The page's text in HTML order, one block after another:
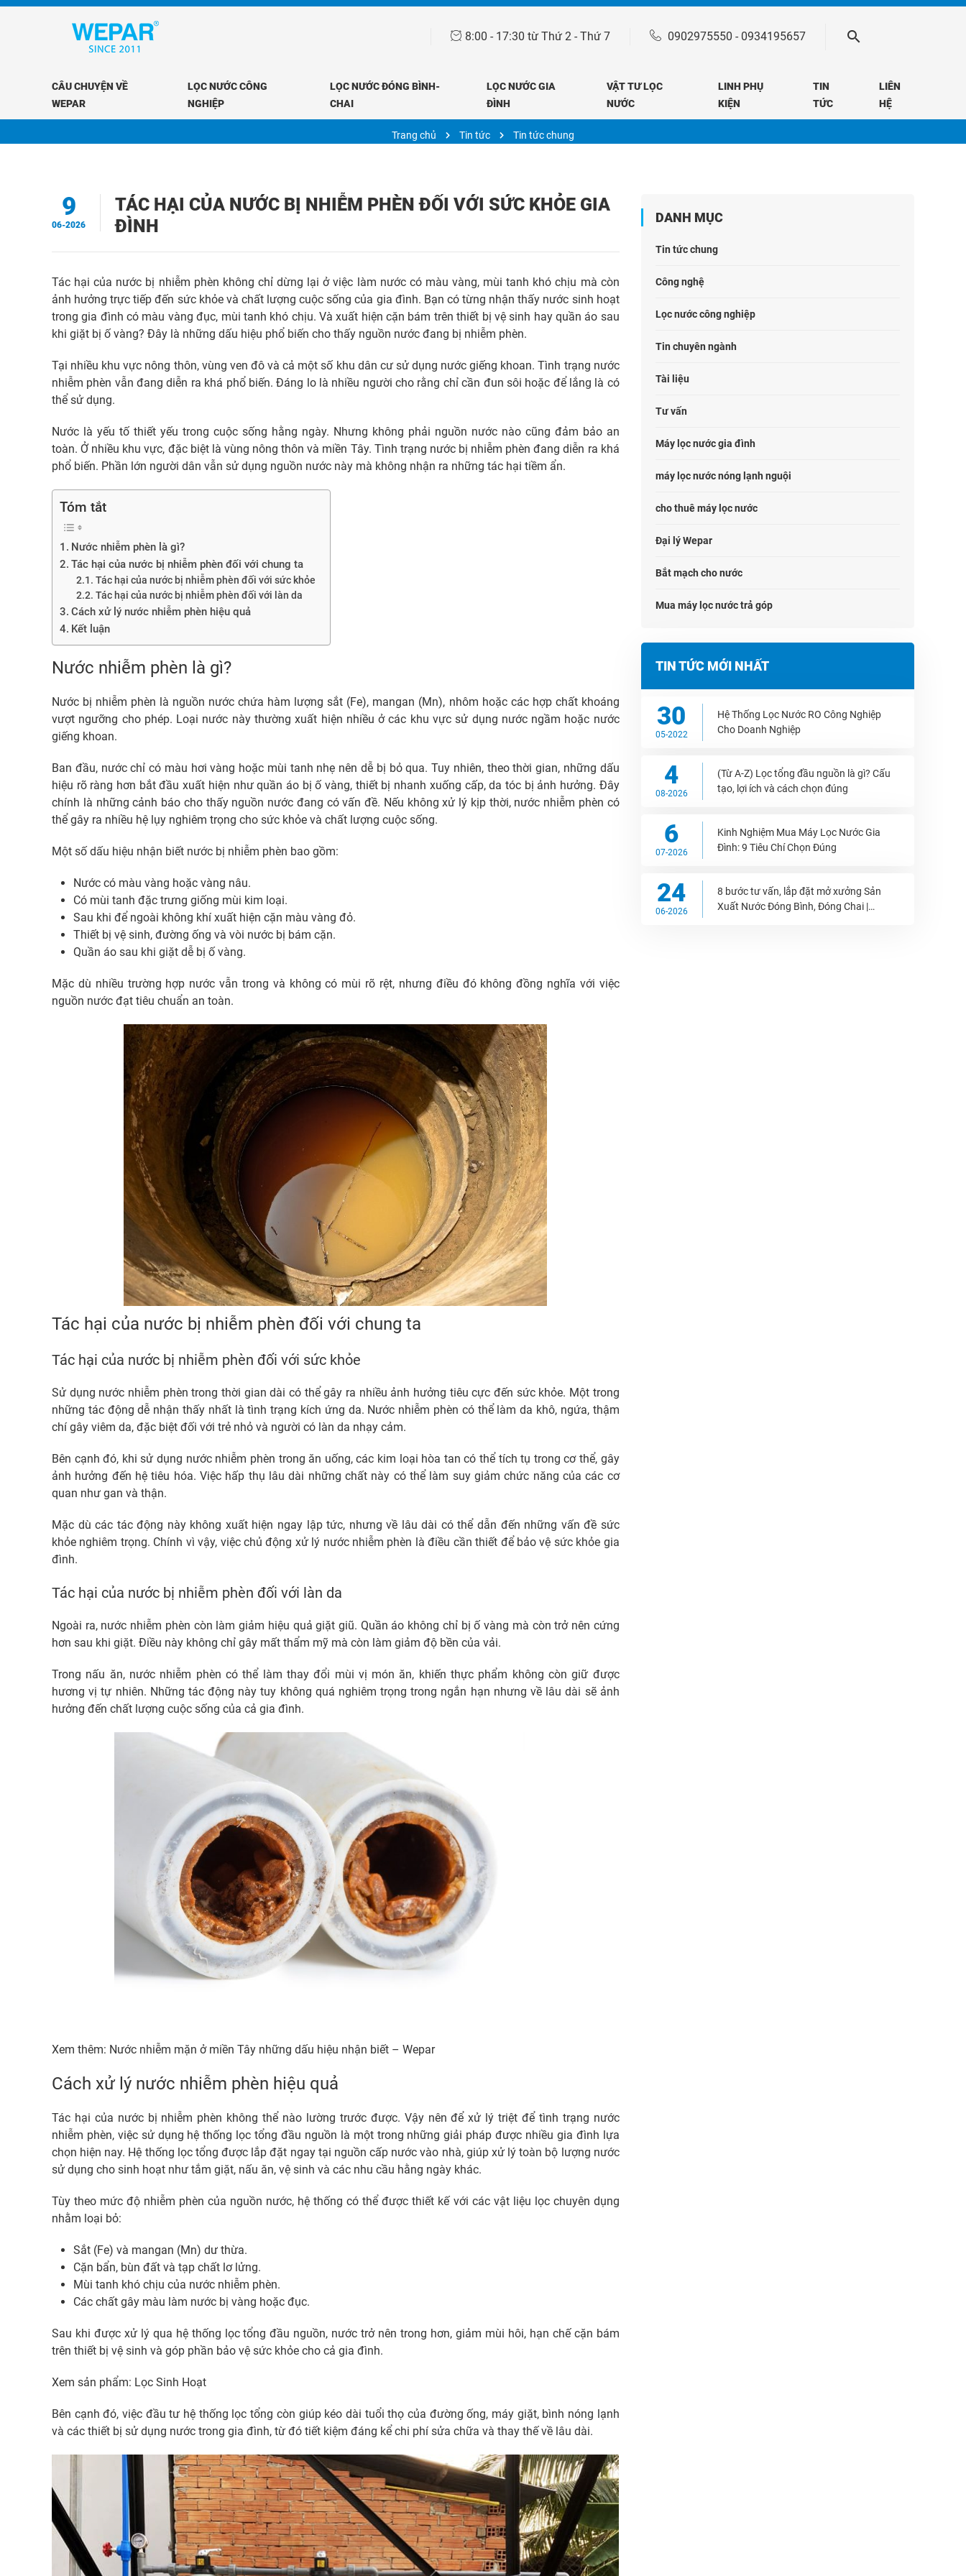
8:00 - 17:30 từ Thứ 2 - Thứ 7 0902975550 - 0934195657
CÂU CHUYỆN VỀ
WEPAR
LỌC NƯỚC CÔNG
NGHIỆP
LỌC NƯỚC ĐÓNG BÌNH-
CHAI
LỌC NƯỚC GIA
ĐÌNH
VẬT TƯ LỌC
NƯỚC
LINH PHỤ
KIỆN
TIN
TỨC
LIÊN
HỆ
TIN TỨC
Trang chủ Tin tức Tin tức chung
9
06-2026
TÁC HẠI CỦA NƯỚC BỊ NHIỄM PHÈN ĐỐI VỚI SỨC KHỎE GIA
ĐÌNH
Tác hại của nước bị nhiễm phèn không chỉ dừng lại ở việc làm nước có màu vàng, mùi tanh khó chịu mà còn
ảnh hưởng trực tiếp đến sức khỏe và chất lượng cuộc sống của gia đình. Bạn có từng nhận thấy nước sinh hoạt
trong gia đình có màu vàng đục, mùi tanh khó chịu. Và xuất hiện cặn bám trên thiết bị vệ sinh hay quần áo sau
khi giặt bị ố vàng? Đây là những dấu hiệu phổ biến cho thấy nguồn nước đang bị nhiễm phèn.
Tại nhiều khu vực nông thôn, vùng ven đô và cả một số khu dân cư sử dụng nước giếng khoan. Tình trạng nước
nhiễm phèn vẫn đang diễn ra khá phổ biến. Đáng lo là nhiều người cho rằng chỉ cần đun sôi hoặc để lắng là có
thể sử dụng.
Nước là yếu tố thiết yếu trong cuộc sống hằng ngày. Nhưng không phải nguồn nước nào cũng đảm bảo an
toàn. Ở nhiều khu vực, đặc biệt là vùng nông thôn và miền Tây. Tình trạng nước bị nhiễm phèn đang diễn ra khá
phổ biến. Phần lớn người dân vẫn sử dụng nguồn nước này mà không nhận ra những tác hại tiềm ẩn.
Tóm tắt
Nước nhiễm phèn là gì?
Tác hại của nước bị nhiễm phèn đối với chung ta
Tác hại của nước bị nhiễm phèn đối với sức khỏe
Tác hại của nước bị nhiễm phèn đối với làn da
Cách xử lý nước nhiễm phèn hiệu quả
Kết luận
Nước nhiễm phèn là gì?
Nước bị nhiễm phèn là nguồn nước chứa hàm lượng sắt (Fe), mangan (Mn), nhôm hoặc các hợp chất khoáng
vượt ngưỡng cho phép. Loại nước này thường xuất hiện nhiều ở các khu vực sử dụng nước ngầm hoặc nước
giếng khoan.
Ban đầu, nước chỉ có màu hơi vàng hoặc mùi tanh nhẹ nên dễ bị bỏ qua. Tuy nhiên, theo thời gian, những dấu
hiệu rõ ràng hơn bắt đầu xuất hiện như quần áo bị ố vàng, thiết bị nhanh xuống cấp, da tóc bị ảnh hưởng. Đây
chính là những cảnh báo cho thấy nguồn nước đang có vấn đề. Nếu không xử lý kịp thời, nước nhiễm phèn có
thể gây ra nhiều hệ lụy nghiêm trọng cho sức khỏe và chất lượng cuộc sống.
Một số dấu hiệu nhận biết nước bị nhiễm phèn bao gồm:
Nước có màu vàng hoặc vàng nâu.
Có mùi tanh đặc trưng giống mùi kim loại.
Sau khi để ngoài không khí xuất hiện cặn màu vàng đỏ.
Thiết bị vệ sinh, đường ống và vòi nước bị bám cặn.
Quần áo sau khi giặt dễ bị ố vàng.
Mặc dù nhiều trường hợp nước vẫn trong và không có mùi rõ rệt, nhưng điều đó không đồng nghĩa với việc
nguồn nước đạt tiêu chuẩn an toàn.
Tác hại của nước bị nhiễm phèn đối với chung ta
Tác hại của nước bị nhiễm phèn đối với sức khỏe
Sử dụng nước nhiễm phèn trong thời gian dài có thể gây ra nhiều ảnh hưởng tiêu cực đến sức khỏe. Một trong
những tác động dễ nhận thấy nhất là tình trạng kích ứng da. Nước nhiễm phèn có thể làm da khô, ngứa, thậm
chí gây viêm da, đặc biệt đối với trẻ nhỏ và người có làn da nhạy cảm.
Bên cạnh đó, khi sử dụng nước nhiễm phèn trong ăn uống, các kim loại hòa tan có thể tích tụ trong cơ thể, gây
ảnh hưởng đến hệ tiêu hóa. Việc hấp thụ lâu dài những chất này có thể làm suy giảm chức năng của các cơ
quan như gan và thận.
Mặc dù các tác động này không xuất hiện ngay lập tức, nhưng về lâu dài có thể dẫn đến những vấn đề sức
khỏe nghiêm trọng. Chính vì vậy, việc chủ động xử lý nước nhiễm phèn là điều cần thiết để bảo vệ sức khỏe gia
đình.
Tác hại của nước bị nhiễm phèn đối với làn da
Ngoài ra, nước nhiễm phèn còn làm giảm hiệu quả giặt giũ. Quần áo không chỉ bị ố vàng mà còn trở nên cứng
hơn sau khi giặt. Điều này không chỉ gây mất thẩm mỹ mà còn làm giảm độ bền của vải.
Trong nấu ăn, nước nhiễm phèn có thể làm thay đổi mùi vị món ăn, khiến thực phẩm không còn giữ được
hương vị tự nhiên. Những tác động này tuy không quá nghiêm trọng trong ngắn hạn nhưng về lâu dài sẽ ảnh
hưởng đến chất lượng cuộc sống của cả gia đình.
Xem thêm: Nước nhiễm mặn ở miền Tây những dấu hiệu nhận biết – Wepar
Cách xử lý nước nhiễm phèn hiệu quả
Tác hại của nước bị nhiễm phèn không thể nào lường trước được. Vậy nên để xử lý triệt để tình trạng nước
nhiễm phèn, việc sử dụng hệ thống lọc tổng đầu nguồn là một trong những giải pháp được nhiều gia đình lựa
chọn hiện nay. Hệ thống lọc tổng được lắp đặt ngay tại nguồn cấp nước vào nhà, giúp xử lý toàn bộ lượng nước
sử dụng cho sinh hoạt như tắm giặt, nấu ăn, vệ sinh và các nhu cầu hằng ngày khác.
Tùy theo mức độ nhiễm phèn của nguồn nước, hệ thống có thể được thiết kế với các vật liệu lọc chuyên dụng
nhằm loại bỏ:
Sắt (Fe) và mangan (Mn) dư thừa.
Cặn bẩn, bùn đất và tạp chất lơ lửng.
Mùi tanh khó chịu của nước nhiễm phèn.
Các chất gây màu làm nước bị vàng hoặc đục.
Sau khi được xử lý qua hệ thống lọc tổng đầu nguồn, nước trở nên trong hơn, giảm mùi hôi, hạn chế cặn bám
trên thiết bị vệ sinh và góp phần bảo vệ sức khỏe cho cả gia đình.
Xem sản phẩm: Lọc Sinh Hoạt
Bên cạnh đó, việc đầu tư hệ thống lọc tổng còn giúp kéo dài tuổi thọ của đường ống, máy giặt, bình nóng lạnh
và các thiết bị sử dụng nước trong gia đình, từ đó tiết kiệm đáng kể chi phí sửa chữa và thay thế về lâu dài.
DANH MỤC
Tin tức chung
Công nghệ
Lọc nước công nghiệp
Tin chuyên ngành
Tài liệu
Tư vấn
Máy lọc nước gia đình
máy lọc nước nóng lạnh nguội
cho thuê máy lọc nước
Đại lý Wepar
Bắt mạch cho nước
Mua máy lọc nước trả góp
TIN TỨC MỚI NHẤT
30
05-2022
Hệ Thống Lọc Nước RO Công Nghiệp
Cho Doanh Nghiệp
4
08-2026
(Từ A-Z) Lọc tổng đầu nguồn là gì? Cấu
tạo, lợi ích và cách chọn đúng
6
07-2026
Kinh Nghiệm Mua Máy Lọc Nước Gia
Đình: 9 Tiêu Chí Chọn Đúng
24
06-2026
8 bước tư vấn, lắp đặt mở xưởng Sản
Xuất Nước Đóng Bình, Đóng Chai |